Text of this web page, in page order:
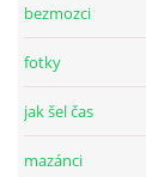
bezmozci
fotky
jak šel čas
mazánci